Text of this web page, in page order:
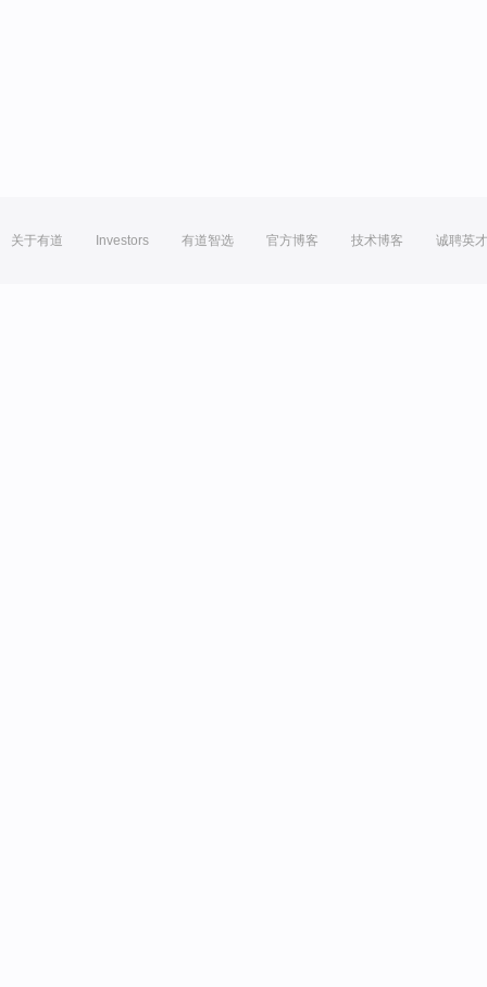
关于有道 Investors 有道智选 官方博客 技术博客 诚聘英才